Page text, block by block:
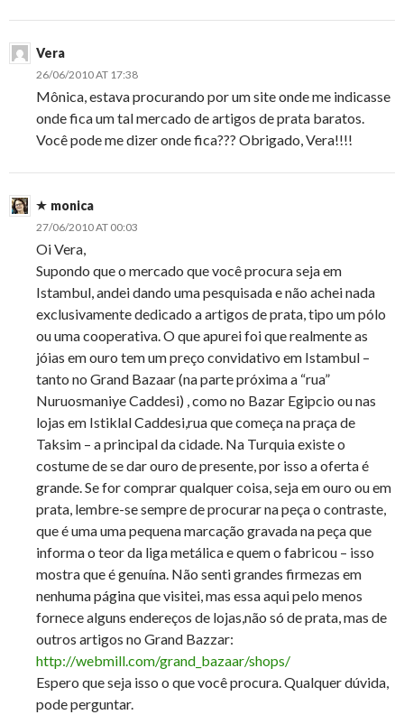
Vera
26/06/2010 AT 17:38
Mônica, estava procurando por um site onde me indicasse
onde fica um tal mercado de artigos de prata baratos.
Você pode me dizer onde fica??? Obrigado, Vera!!!!
monica
27/06/2010 AT 00:03
Oi Vera,
Supondo que o mercado que você procura seja em
Istambul, andei dando uma pesquisada e não achei nada
exclusivamente dedicado a artigos de prata, tipo um pólo
ou uma cooperativa. O que apurei foi que realmente as
jóias em ouro tem um preço convidativo em Istambul –
tanto no Grand Bazaar (na parte próxima a “rua”
Nuruosmaniye Caddesi) , como no Bazar Egipcio ou nas
lojas em Istiklal Caddesi,rua que começa na praça de
Taksim – a principal da cidade. Na Turquia existe o
costume de se dar ouro de presente, por isso a oferta é
grande. Se for comprar qualquer coisa, seja em ouro ou em
prata, lembre-se sempre de procurar na peça o contraste,
que é uma uma pequena marcação gravada na peça que
informa o teor da liga metálica e quem o fabricou – isso
mostra que é genuína. Não senti grandes firmezas em
nenhuma página que visitei, mas essa aqui pelo menos
fornece alguns endereços de lojas,não só de prata, mas de
outros artigos no Grand Bazzar:
http://webmill.com/grand_bazaar/shops/
Espero que seja isso o que você procura. Qualquer dúvida,
pode perguntar.